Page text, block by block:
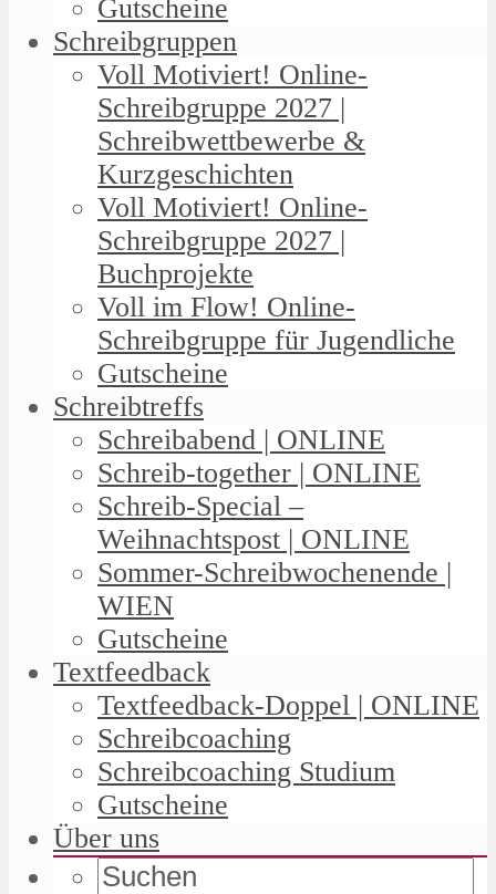
Gutscheine
Schreibgruppen
Voll Motiviert! Online-
Schreibgruppe 2027 |
Schreibwettbewerbe &
Kurzgeschichten
Voll Motiviert! Online-
Schreibgruppe 2027 |
Buchprojekte
Voll im Flow! Online-
Schreibgruppe für Jugendliche
Gutscheine
Schreibtreffs
Schreibabend | ONLINE
Schreib-together | ONLINE
Schreib-Special –
Weihnachtspost | ONLINE
Sommer-Schreibwochenende |
WIEN
Gutscheine
Textfeedback
Textfeedback-Doppel | ONLINE
Schreibcoaching
Schreibcoaching Studium
Gutscheine
Über uns